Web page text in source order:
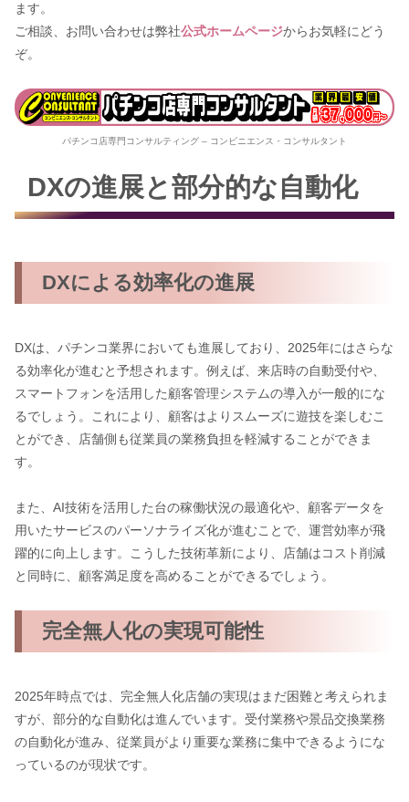
ます。
ご相談、お問い合わせは弊社公式ホームページからお気軽にどう
ぞ。
パチンコ店専門コンサルティング – コンビニエンス・コンサルタント
DXの進展と部分的な自動化
DXによる効率化の進展
DXは、パチンコ業界においても進展しており、2025年にはさらな
る効率化が進むと予想されます。例えば、来店時の自動受付や、
スマートフォンを活用した顧客管理システムの導入が一般的にな
るでしょう。これにより、顧客はよりスムーズに遊技を楽しむこ
とができ、店舗側も従業員の業務負担を軽減することができま
す。
また、AI技術を活用した台の稼働状況の最適化や、顧客データを
用いたサービスのパーソナライズ化が進むことで、運営効率が飛
躍的に向上します。こうした技術革新により、店舗はコスト削減
と同時に、顧客満足度を高めることができるでしょう。
完全無人化の実現可能性
2025年時点では、完全無人化店舗の実現はまだ困難と考えられま
すが、部分的な自動化は進んでいます。受付業務や景品交換業務
の自動化が進み、従業員がより重要な業務に集中できるようにな
っているのが現状です。